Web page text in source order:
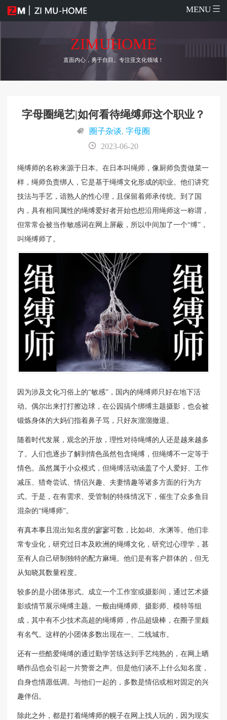
MENU
ZIMUHOME
直面内心，勇于自目。专注亚文化领域！
字母圈绳艺|如何看待绳缚师这个职业？
圈子杂谈, 字母圈
2023-06-20
绳缚师的名称来源于日本。在日本叫绳师，像厨师负责做菜一
样，绳师负责绑人，它是基于绳缚文化形成的职业。他们讲究
技法与手艺，谙熟人的性心理，且保留着师承传统。到了国
内，具有相同属性的绳缚爱好者开始也想沿用绳师这一称谓，
但常常会被当作敏感词在网上屏蔽，所以中间加了一个“缚”，
叫绳缚师了。
因为涉及文化习俗上的“敏感”，国内的绳缚师只好在地下活
动。偶尔出来打打擦边球，在公园搞个绑缚主题摄影，也会被
锻炼身体的大妈们指着鼻子骂，只好灰溜溜撤退。
随着时代发展，观念的开放，理性对待绳缚的人还是越来越多
了。人们也逐步了解到情色虽然包含绳缚，但绳缚不一定等于
情色。虽然属于小众模式，但绳缚活动涵盖了个人爱好、工作
减压、猎奇尝试、情侣兴趣、夫妻情趣等诸多方面的行为方
式。于是，在有需求、受管制的特殊情况下，催生了众多鱼目
混杂的“绳缚师”。
有真本事且混出知名度的寥寥可数，比如48、水渊等。他们非
常专业化，研究过日本及欧洲的绳缚文化，研究过心理学，甚
至有人自己研制独特的配方麻绳。他们是有客户群体的，但无
从知晓其数量程度。
较多的是小团体形式。成立一个工作室或摄影间，通过艺术摄
影或情节展示绳缚主题。一般由绳缚师、摄影师、模特等组
成，其中有不少技术高超的绳缚师，作品超级棒，在圈子里颇
有名气。这样的小团体多数出现在一、二线城市。
还有一些酷爱绳缚的通过勤学苦练达到手艺纯熟的，在网上晒
晒作品也会引起一片赞誉之声。但是他们谈不上什么知名度，
自身也情愿低调。与他们一起的，多数是情侣或相对固定的兴
趣伴侣。
除此之外，都是打着绳缚师的幌子在网上找人玩的，因为现实